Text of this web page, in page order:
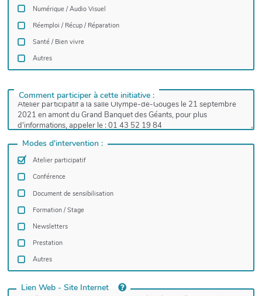
Numérique / Audio Visuel
Réemploi / Récup / Réparation
Santé / Bien vivre
Autres
Comment participer à cette initiative :
Modes d'intervention :
Atelier participatif
Conférence
Document de sensibilisation
Formation / Stage
Newsletters
Prestation
Autres
Lien Web - Site Internet